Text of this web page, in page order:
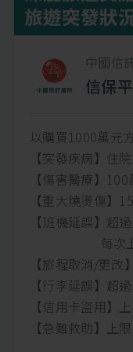
中國信
信保
以購買1000萬元
【突發疾病】住
【傷害醫療】100
【重大燒燙傷】
【班機延誤】超
每次上限
【旅程取消/更改
【行李延誤】超
【信用卡盜用】
【急難救助】上